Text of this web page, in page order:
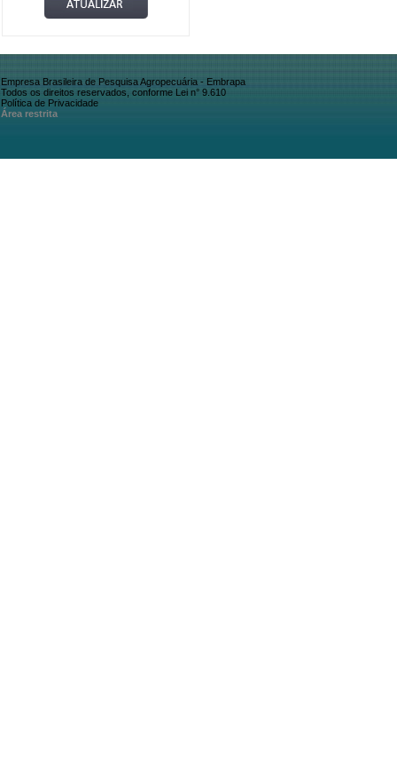
Empresa Brasileira de Pesquisa Agropecuária - Embrapa
Todos os direitos reservados, conforme Lei n° 9.610
Política de Privacidade
Área restrita